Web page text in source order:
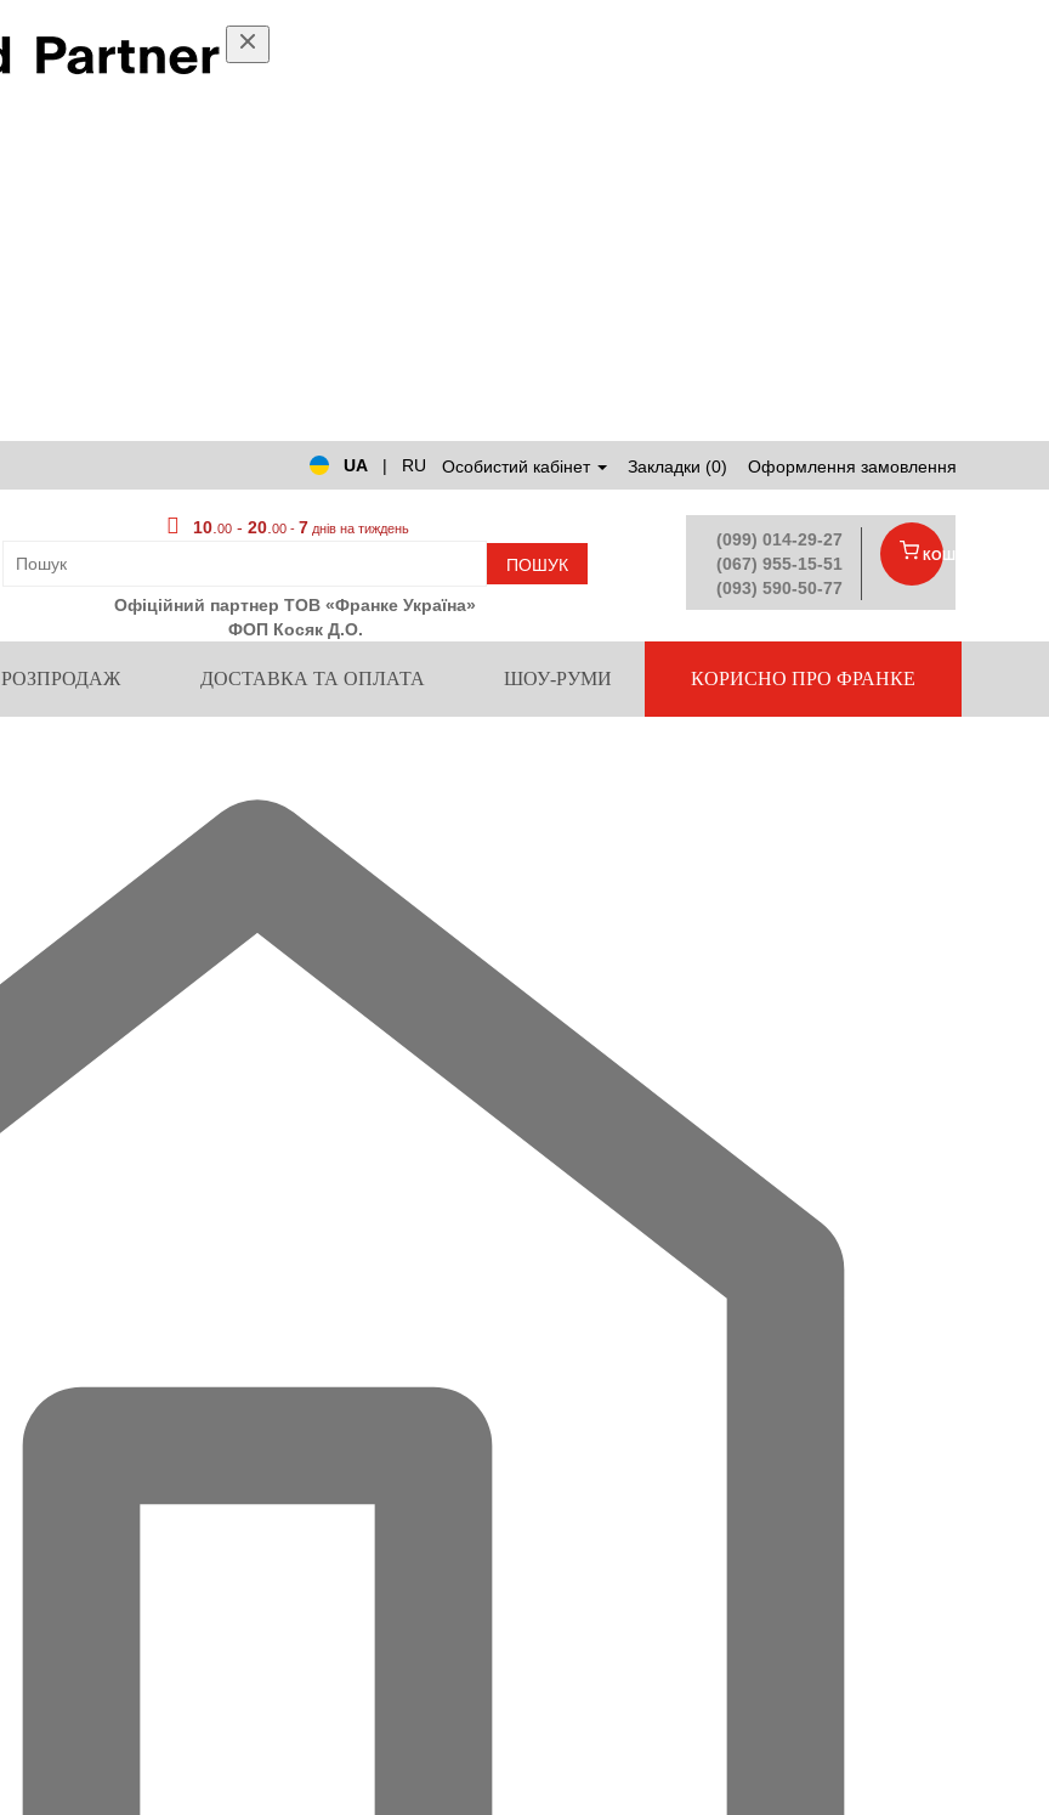
UA
| RU Особистий кабінет Закладки (0) Оформлення замовлення
10 .00 -20 .00 -7 днів на тиждень
ПОШУК
Офіційний партнер ТОВ «Франке Україна»
ФОП Косяк Д.О.
(099) 014-29-27
(067) 955-15-51
(093) 590-50-77
КОШИК
РОЗПРОДАЖ ДОСТАВКА ТА ОПЛАТА ШОУ-РУМИ КОРИСНО ПРО ФРАНКЕ